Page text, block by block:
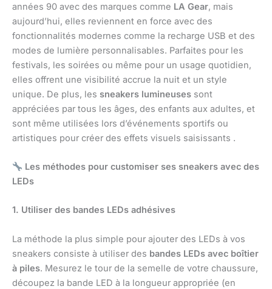
années 90 avec des marques comme LA Gear, mais
aujourd’hui, elles reviennent en force avec des
fonctionnalités modernes comme la recharge USB et des
modes de lumière personnalisables. Parfaites pour les
festivals, les soirées ou même pour un usage quotidien,
elles offrent une visibilité accrue la nuit et un style
unique. De plus, les sneakers lumineuses sont
appréciées par tous les âges, des enfants aux adultes, et
sont même utilisées lors d’événements sportifs ou
artistiques pour créer des effets visuels saisissants .
Les méthodes pour customiser ses sneakers avec des
LEDs
1. Utiliser des bandes LEDs adhésives
La méthode la plus simple pour ajouter des LEDs à vos
sneakers consiste à utiliser des bandes LEDs avec boîtier
à piles. Mesurez le tour de la semelle de votre chaussure,
découpez la bande LED à la longueur appropriée (en